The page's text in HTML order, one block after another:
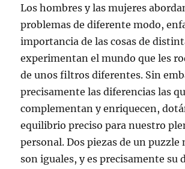
Los hombres y las mujeres
problemas de diferente modo,
importancia de las cosas de
experimentan el mundo que les
de unos filtros diferentes. Sin
precisamente las diferencias las
complementan y enriquecen,
equilibrio preciso para nuestro
personal. Dos piezas de un puzzle
son iguales, y es precisamente su